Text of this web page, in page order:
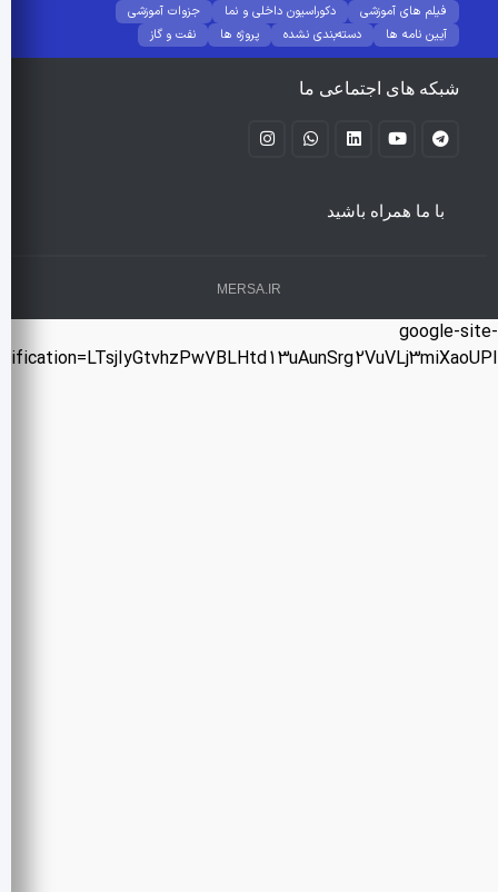
فیلم های آموزشی
دکوراسیون داخلی و نما
جزوات آموزشی
آیین نامه ها
دسته‌بندی نشده پروژه ها نفت و گاز
های اجتماعی ما
با ما همراه باشید
MERSA.IR